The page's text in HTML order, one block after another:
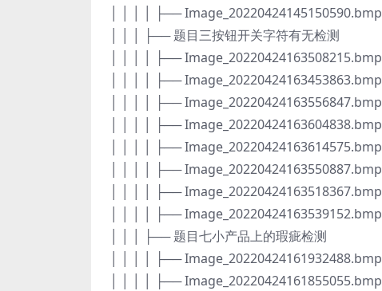
│ │ │ │ ├── Image_20220424145150590.bmp
│ │ │ ├── 题目三按钮开关字符有无检测
│ │ │ │ ├── Image_20220424163508215.bmp
│ │ │ │ ├── Image_20220424163453863.bmp
│ │ │ │ ├── Image_20220424163556847.bmp
│ │ │ │ ├── Image_20220424163604838.bmp
│ │ │ │ ├── Image_20220424163614575.bmp
│ │ │ │ ├── Image_20220424163550887.bmp
│ │ │ │ ├── Image_20220424163518367.bmp
│ │ │ │ ├── Image_20220424163539152.bmp
│ │ │ ├── 题目七小产品上的瑕疵检测
│ │ │ │ ├── Image_20220424161932488.bmp
│ │ │ │ ├── Image_20220424161855055.bmp